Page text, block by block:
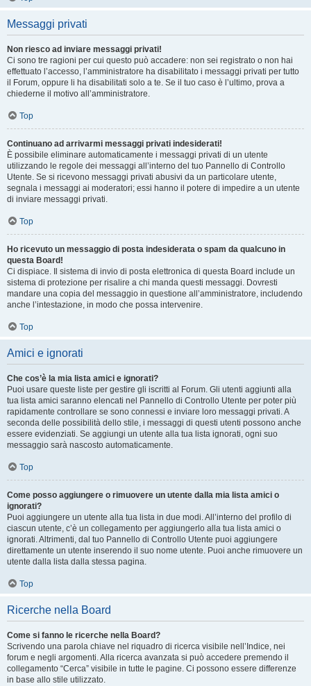
Messaggi privati
Non riesco ad inviare messaggi privati!
Ci sono tre ragioni per cui questo può accadere: non sei registrato o non hai
effettuato l’accesso, l’amministratore ha disabilitato i messaggi privati per tutto
il Forum, oppure li ha disabilitati solo a te. Se il tuo caso è l’ultimo, prova a
chiederne il motivo all’amministratore.
Top
Continuano ad arrivarmi messaggi privati indesiderati!
È possibile eliminare automaticamente i messaggi privati ​​di un utente
utilizzando le regole dei messaggi all’interno del tuo Pannello di Controllo
Utente. Se si ricevono messaggi privati ​​abusivi da un particolare utente,
segnala i messaggi ai moderatori; essi hanno il potere di impedire a un utente
di inviare messaggi privati​​.
Top
Ho ricevuto un messaggio di posta indesiderata o spam da qualcuno in
questa Board!
Ci dispiace. Il sistema di invio di posta elettronica di questa Board include un
sistema di protezione per risalire a chi manda questi messaggi. Dovresti
mandare una copia del messaggio in questione all’amministratore, includendo
anche l’intestazione, in modo che possa intervenire.
Top
Amici e ignorati
Che cos’è la mia lista amici e ignorati?
Puoi usare queste liste per gestire gli iscritti al Forum. Gli utenti aggiunti alla
tua lista amici saranno elencati nel Pannello di Controllo Utente per poter più
rapidamente controllare se sono connessi e inviare loro messaggi privati. A
seconda delle possibilità dello stile, i messaggi di questi utenti possono anche
essere evidenziati. Se aggiungi un utente alla tua lista ignorati, ogni suo
messaggio sarà nascosto automaticamente.
Top
Come posso aggiungere o rimuovere un utente dalla mia lista amici o
ignorati?
Puoi aggiungere un utente alla tua lista in due modi. All’interno del profilo di
ciascun utente, c’è un collegamento per aggiungerlo alla tua lista amici o
ignorati. Altrimenti, dal tuo Pannello di Controllo Utente puoi aggiungere
direttamente un utente inserendo il suo nome utente. Puoi anche rimuovere un
utente dalla lista dalla stessa pagina.
Top
Ricerche nella Board
Come si fanno le ricerche nella Board?
Scrivendo una parola chiave nel riquadro di ricerca visibile nell’Indice, nei
forum e negli argomenti. Alla ricerca avanzata si può accedere premendo il
collegamento “Cerca” visibile in tutte le pagine. Ci possono essere differenze
in base allo stile utilizzato.